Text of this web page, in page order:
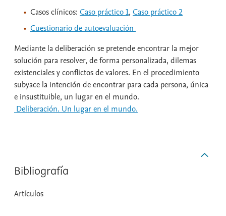
Casos clínicos: Caso práctico 1, Caso práctico 2
Cuestionario de autoevaluación
Mediante la deliberación se pretende encontrar la mejor
solución para resolver, de forma personalizada, dilemas
existenciales y conflictos de valores. En el procedimiento
subyace la intención de encontrar para cada persona, única
e insustituible, un lugar en el mundo.
Deliberación. Un lugar en el mundo.
Bibliografía
Artículos